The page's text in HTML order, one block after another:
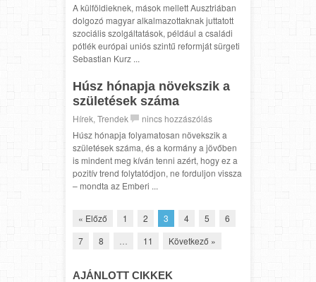
A külföldieknek, mások mellett Ausztriában
dolgozó magyar alkalmazottaknak juttatott
szociális szolgáltatások, például a családi
pótlék európai uniós szintű reformját sürgeti
Sebastian Kurz ...
Húsz hónapja növekszik a
születések száma
Hírek, Trendek
nincs hozzászólás
Húsz hónapja folyamatosan növekszik a
születések száma, és a kormány a jövőben
is mindent meg kíván tenni azért, hogy ez a
pozitív trend folytatódjon, ne forduljon vissza
– mondta az Emberi ...
« Előző 1 2 3 4 5
6
7
8 11 Következő »
AJÁNLOTT CIKKEK